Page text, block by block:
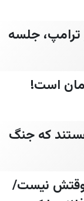
جلسه
که جنگ
وقتش نیست‌/